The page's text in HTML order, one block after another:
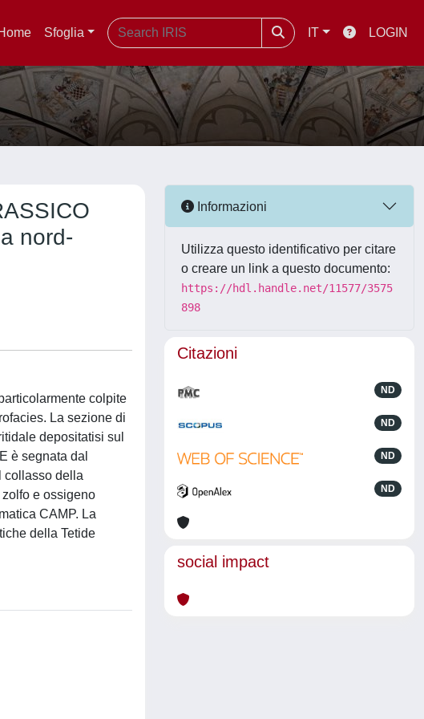
Sfoglia IT LOGIN
nord-
colpite
La sezione di
depositatisi sul
è segnata dal
collasso della
e ossigeno
CAMP. La
della Tetide
Informazioni
Utilizza questo identificativo per citare
o creare un link a questo documento:
https://hdl.handle.net/11577/3575
898
Citazioni
ND
ND
ND
ND
social impact